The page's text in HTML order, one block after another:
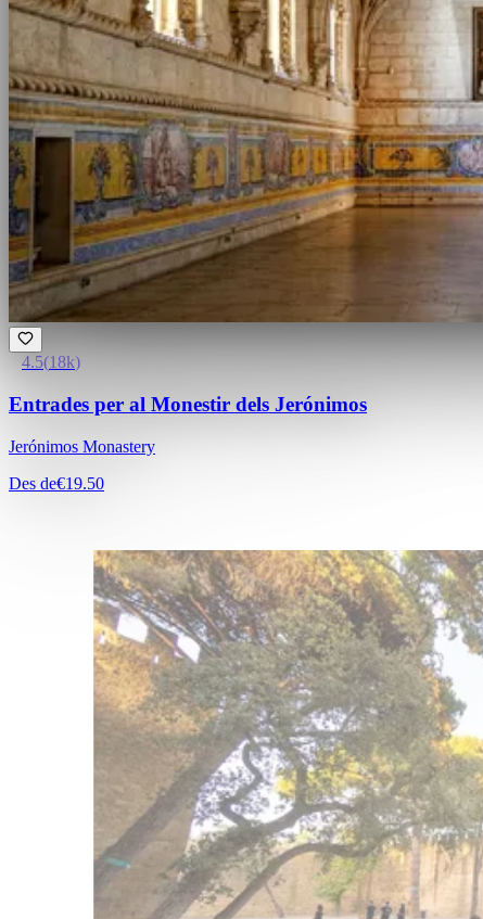
4.5(18k)
Entrades per al Monestir dels Jerónimos
Jerónimos Monastery
Des de€19.50